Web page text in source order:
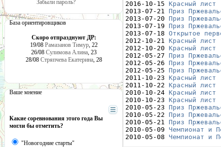
Забыли пароль?
База ориентировщиков
Скоро отпразднуют ДР:
19/08 Рамазанов Тимур, 22
26/08 Сулимова Алина, 23
28/08 Стряпчева Екатерина, 28
Ваше мнение
Какие соревнования этого года Вы
могли бы отметить?
"Новогодние старты"
2016-10-15 Красный
2013-07-21 Приз
2013-07-20 Приз
2013-07-19 Приз
2013-07-18 Открытое
2012-10-21 Красный
2012-10-20 Красный
2012-05-27 Приз
2012-05-26 Приз
2012-05-25 Приз
2011-10-23 Красный
2011-10-22 Красный
2010-10-24 Красный
2010-10-23 Красный
2010-05-23 Приз
2010-05-22 Приз
2010-05-21 Приз
2010-05-09 Чемпионат и
2010-05-08 Чемпионат и